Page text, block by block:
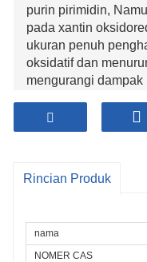
purin pirimidin,
pada xantin
ukuran penuh
oksidatif dan
mengurangi
berurusan dengan
encok.
Rincian Produk
nama
NOMER CAS